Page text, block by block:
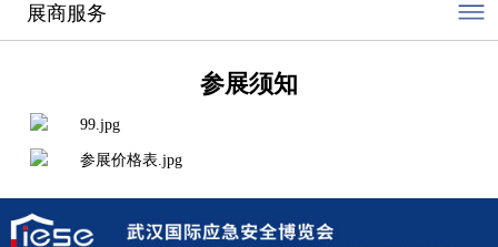
展商服务
参展须知